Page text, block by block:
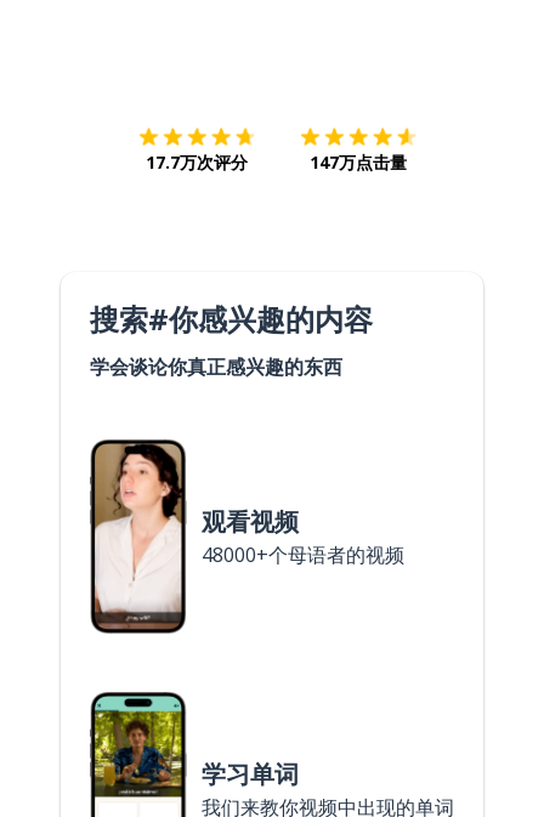
17.7万次评分 147万点击量
搜索#你感兴趣的内容
学会谈论你真正感兴趣的东西
观看视频
48000+个母语者的视频
学习单词
我们来教你视频中出现的单词